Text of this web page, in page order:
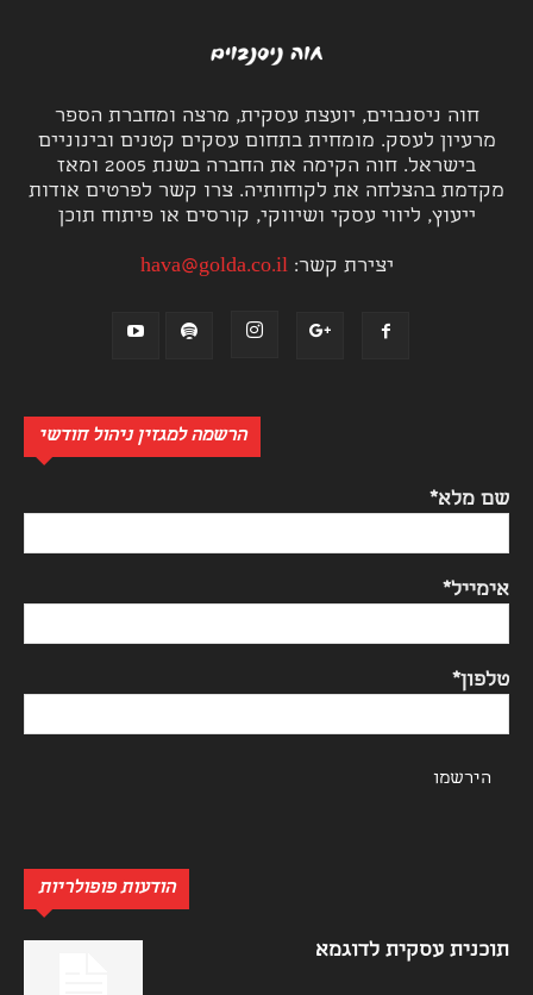
חוה ניסנבוים, יועצת עסקית, מרצה ומחברת הספר
מרעיון לעסק. מומחית בתחום עסקים קטנים ובינוניים
בישראל. חוה הקימה את החברה בשנת 2005 ומאז
מקדמת בהצלחה את לקוחותיה. צרו קשר לפרטים אודות
ייעוץ, ליווי עסקי ושיווקי, קורסים או פיתוח תוכן
יצירת קשר:hava@golda.co.il
הרשמה למגזין ניהול חודשי
שם מלא*
אימייל*
טלפון*
הודעות פופולריות
תוכנית עסקית לדוגמא